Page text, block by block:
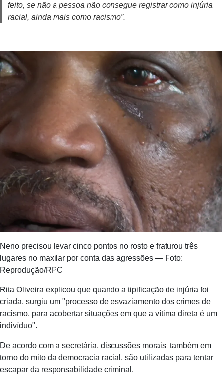
feito, se não a pessoa não consegue registrar como injúria
racial, ainda mais como racismo”.
Neno precisou levar cinco pontos no rosto e fraturou três
lugares no maxilar por conta das agressões — Foto:
Reprodução/RPC
Rita Oliveira explicou que quando a tipificação de injúria foi
criada, surgiu um "processo de esvaziamento dos crimes de
racismo, para acobertar situações em que a vítima direta é um
indivíduo".
De acordo com a secretária, discussões morais, também em
torno do mito da democracia racial, são utilizadas para tentar
escapar da responsabilidade criminal.